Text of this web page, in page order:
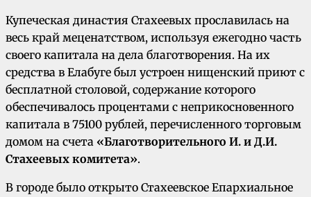
Купеческая династия Стахеевых прослави­лась на
весь край меценатством, используя ежегодно часть
своего капитала на дела благо­творения. На их
средства в Елабуге был устро­ен нищенский приют с
бесплатной столовой, содержание которого
обеспечивалось процентами с неприкосновенного
капитала в 75100 рублей, перечисленного торговым
домом на счета «Благотворительного И. и Д.И.
Стахеевых коми­тета».
В городе было открыто Стахеевское Епархиальное